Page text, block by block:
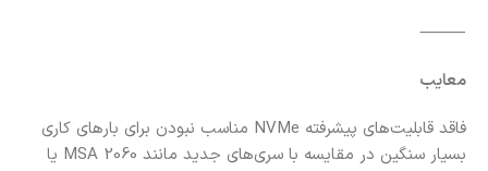
⸻
معایب
فاقد قابلیت‌های پیشرفته NVMe
مناسب نبودن برای بارهای کاری
بسیار سنگین در مقایسه با سری‌های جدید مانند MSA 2060 یا